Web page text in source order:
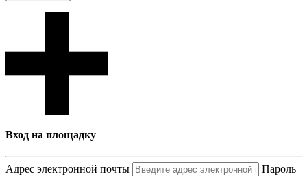
Вход на площадку
Адрес электронной почты
Пароль